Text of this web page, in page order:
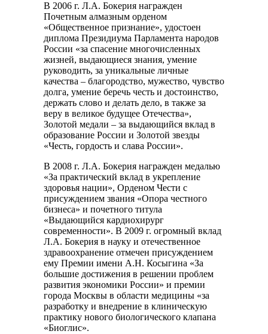
В 2006 г. Л.А. Бокерия награжден
Почетным алмазным орденом
«Общественное признание», удостоен
диплома Президиума Парламента народов
России «за спасение многочисленных
жизней, выдающиеся знания, умение
руководить, за уникальные личные
качества – благородство, мужество, чувство
долга, умение беречь честь и достоинство,
держать слово и делать дело, в также за
веру в великое будущее Отечества»,
Золотой медали – за выдающийся вклад в
образование России и Золотой звезды
«Честь, гордость и слава России».
В 2008 г. Л.А. Бокерия награжден медалью
«За практический вклад в укрепление
здоровья нации», Орденом Чести с
присуждением звания «Опора честного
бизнеса» и почетного титула
«Выдающийся кардиохирург
современности». В 2009 г. огромный вклад
Л.А. Бокерия в науку и отечественное
здравоохранение отмечен присуждением
ему Премии имени А.Н. Косыгина «За
большие достижения в решении проблем
развития экономики России» и премии
города Москвы в области медицины «за
разработку и внедрение в клиническую
практику нового биологического клапана
«Биоглис».